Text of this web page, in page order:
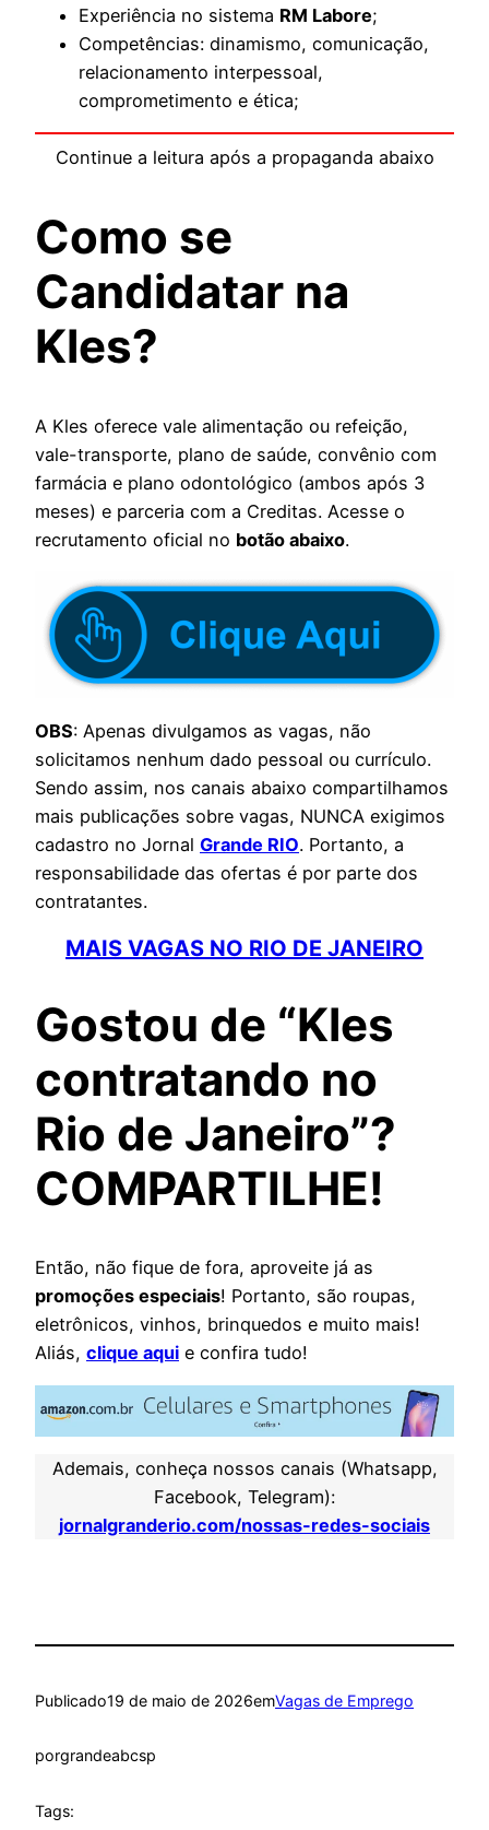
Experiência no sistema RM Labore;
Competências: dinamismo, comunicação,
relacionamento interpessoal,
comprometimento e ética;
Continue a leitura após a propaganda abaixo
Como se
Candidatar na
Kles?
A Kles oferece vale alimentação ou refeição,
vale-transporte, plano de saúde, convênio com
farmácia e plano odontológico (ambos após 3
meses) e parceria com a Creditas. Acesse o
recrutamento oficial no botão abaixo.
OBS: Apenas divulgamos as vagas, não
solicitamos nenhum dado pessoal ou currículo.
Sendo assim, nos canais abaixo compartilhamos
mais publicações sobre vagas, NUNCA exigimos
cadastro no Jornal Grande RIO. Portanto, a
responsabilidade das ofertas é por parte dos
contratantes.
MAIS VAGAS NO RIO DE JANEIRO
Gostou de “Kles
contratando no
Rio de Janeiro”?
COMPARTILHE!
Então, não fique de fora, aproveite já as
promoções especiais! Portanto, são roupas,
eletrônicos, vinhos, brinquedos e muito mais!
Aliás, clique aqui e confira tudo!
Ademais, conheça nossos canais (Whatsapp,
Facebook, Telegram):
jornalgranderio.com/nossas-redes-sociais
Publicado19 de maio de 2026emVagas de Emprego
porgrandeabcsp
Tags: